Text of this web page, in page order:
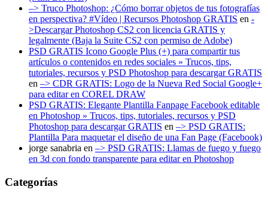
–> Truco Photoshop: ¿Cómo borrar objetos de tus fotografías
en perspectiva? #Vídeo | Recursos Photoshop GRATIS en -
>Descargar Photoshop CS2 con licencia GRATIS y
legalmente (Baja la Suite CS2 con permiso de Adobe)
PSD GRATIS Icono Google Plus (+) para compartir tus
artículos o contenidos en redes sociales » Trucos, tips,
tutoriales, recursos y PSD Photoshop para descargar GRATIS
en –> CDR GRATIS: Logo de la Nueva Red Social Google+
para editar en COREL DRAW
PSD GRATIS: Elegante Plantilla Fanpage Facebook editable
en Photoshop » Trucos, tips, tutoriales, recursos y PSD
Photoshop para descargar GRATIS en –> PSD GRATIS:
Plantilla Para maquetar el diseño de una Fan Page (Facebook)
jorge sanabria en –> PSD GRATIS: Llamas de fuego y fuego
en 3d con fondo transparente para editar en Photoshop
Categorías